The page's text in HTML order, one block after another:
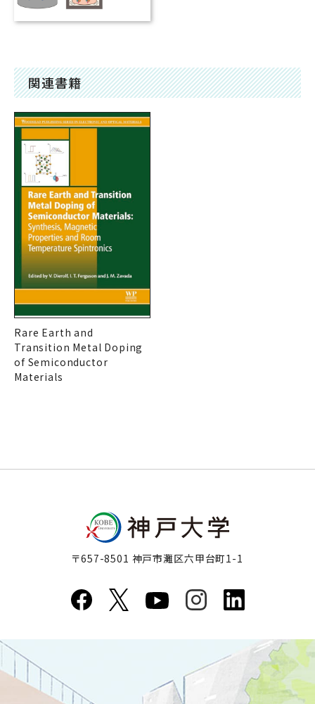
関連書籍
Rare Earth and
Transition Metal Doping
of Semiconductor
Materials
〒657-8501 神戸市灘区六甲台町1-1